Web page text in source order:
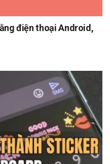
điện thoại Android,